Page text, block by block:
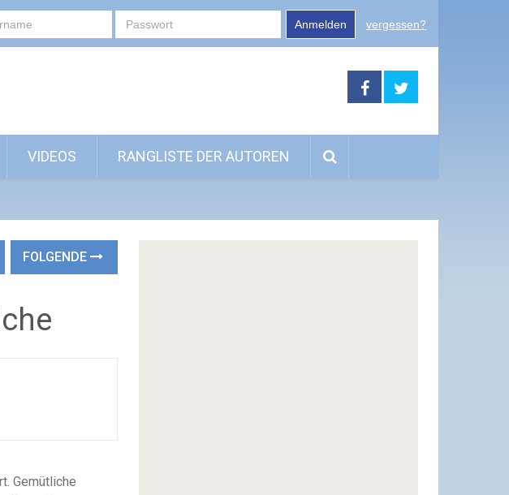
Anmelden vergessen?
VIDEOS RANGLISTE DER AUTOREN
FOLGENDE
Gemütliche